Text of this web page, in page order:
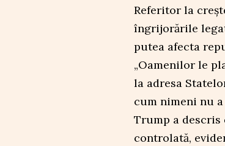
Referitor la
îngrijorările
putea afecta
„Oamenilor le
la adresa
cum nimeni nu a
Trump a descris
controlată,